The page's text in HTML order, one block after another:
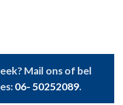
Mail ons of bel
06- 50252089.